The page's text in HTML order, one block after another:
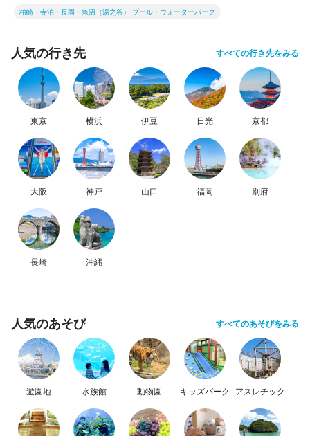
柏崎・寺泊・長岡・魚沼（湯之谷） プール・ウォーターパーク
人気の行き先 すべての行き先をみる
東京 横浜 伊豆 日光 京都
大阪 神戸 山口 福岡 別府
長崎 沖縄
人気のあそび すべてのあそびをみる
遊園地 水族館 動物園 キッズパーク アスレチック